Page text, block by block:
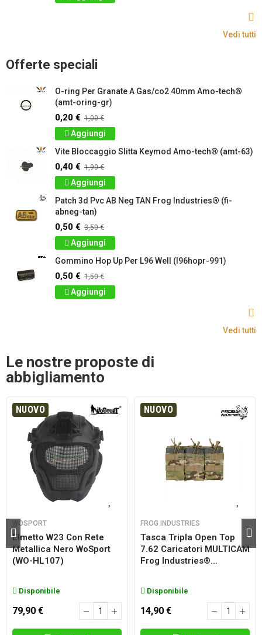
Vedi tutti
Offerte speciali
O-ring Per Granate A Gas/co2 40mm Amo-tech®
(amt-oring-gr)
0,20 € 1,00 €
Aggiungi
Vite Bloccaggio Slitta Keymod Amo-tech® (amt-63)
0,40 € 1,90 €
Aggiungi
Patch 3d Pvc AB Neg TAN Frog Industries® (fi-
abneg-tan)
0,50 € 3,50 €
Aggiungi
Gommino Hop Up Per L96 Well (l96hopr-991)
0,50 € 1,50 €
Aggiungi
Vedi tutti
Le nostre proposte di
abbigliamento
NUOVO
WOSPORT
Elmetto W23 Con Rete
Metallica Nero WoSport
(WO-HL107)
Disponibile
79,90 €
NUOVO
FROG INDUSTRIES
Tasca Tripla Open Top
7.62 Caricatori MULTICAM
Frog Industries®...
Disponibile
14,90 €